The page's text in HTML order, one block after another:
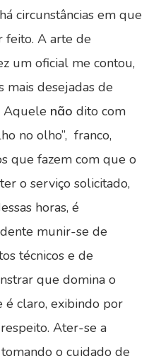
circunstâncias em que
feito. A arte de
um oficial me contou,
mais desejadas de
Aquele não dito com
no olho”, franco,
que fazem com que o
o serviço solicitado,
horas, é
munir-se de
técnicos e de
que domina o
é claro, exibindo por
Ater-se a
o cuidado de